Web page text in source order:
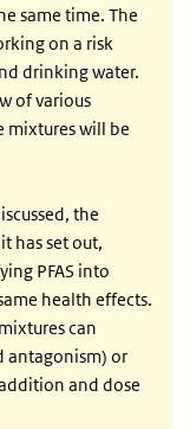
same time. The
on a risk
drinking water.
of various
mixtures will be
the
has set out,
PFAS into
health effects.
can
antagonism) or
and dose